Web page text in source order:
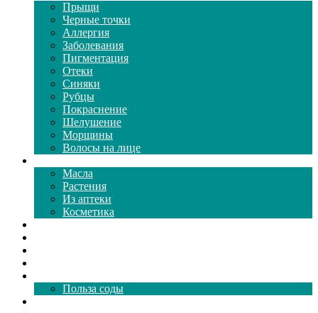
Прыщи
Черные точки
Аллергия
Заболевания
Пигментация
Отеки
Синяки
Рубцы
Покраснение
Шелушение
Морщины
Волосы на лице
Масла
Растения
Из аптеки
Косметика
Польза соды